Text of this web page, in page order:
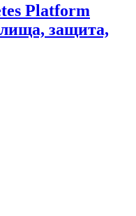
Platform
защита,